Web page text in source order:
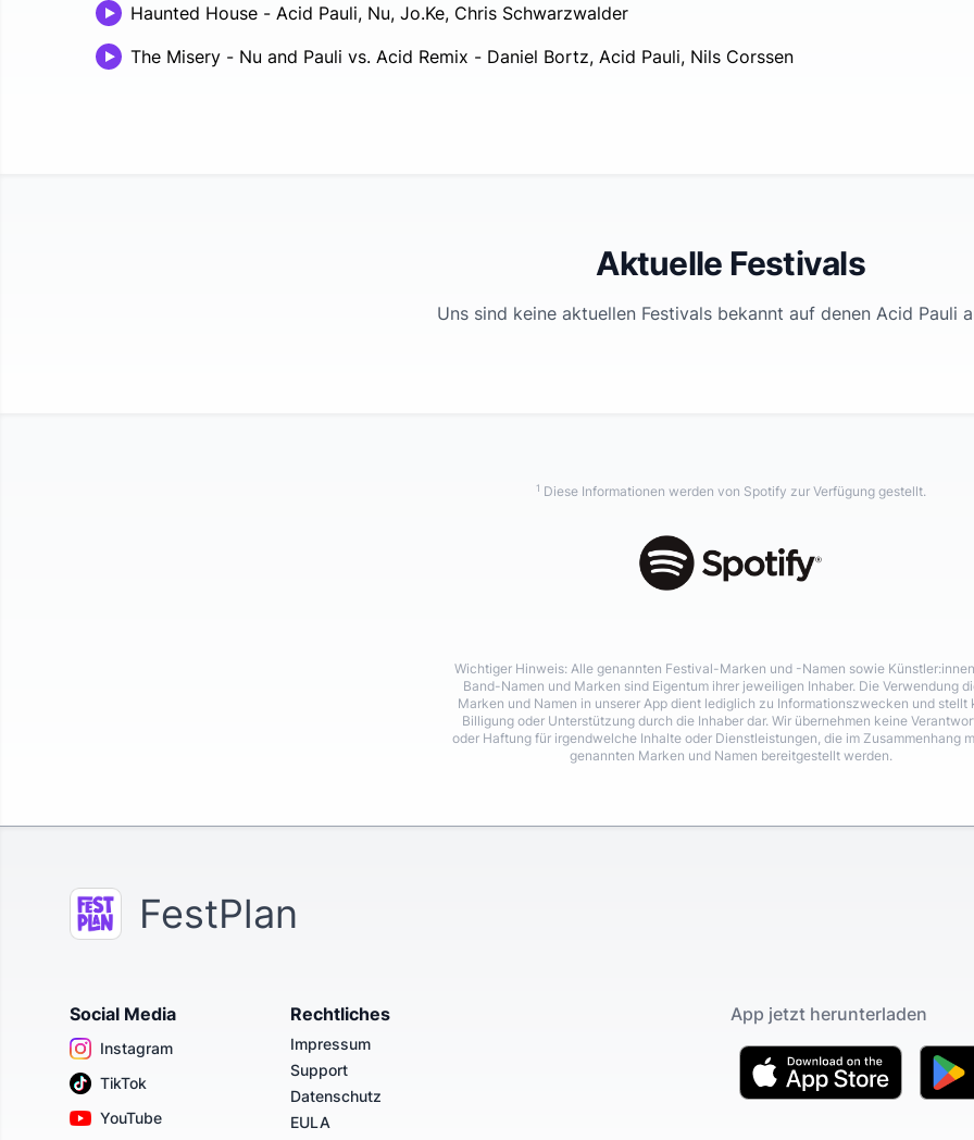
Haunted House - Acid Pauli, Nu, Jo.Ke, Chris Schwarzwalder
The Misery - Nu and Pauli vs. Acid Remix - Daniel Bortz, Acid Pauli, Nils Corssen
Aktuelle Festivals
Uns sind keine aktuellen Festivals bekannt auf denen Acid Pauli
1 Diese Informationen werden von Spotify zur Verfügung gestellt.
Wichtiger Hinweis: Alle genannten Festival-Marken und -Namen sowie
Band-Namen und Marken sind Eigentum ihrer jeweiligen Inhaber. Die Verwendung
Marken und Namen in unserer App dient lediglich zu Informationszwecken und stellt
Billigung oder Unterstützung durch die Inhaber dar. Wir übernehmen keine
oder Haftung für irgendwelche Inhalte oder Dienstleistungen, die im Zusammenhang
genannten Marken und Namen bereitgestellt werden.
FestPlan
Social Media
Instagram
TikTok
YouTube
Rechtliches
Impressum
Support
Datenschutz
EULA
App jetzt herunterladen